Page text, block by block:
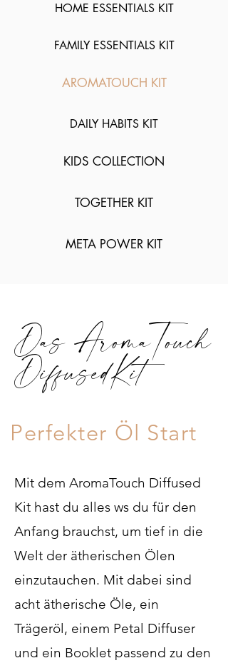
HOME ESSENTIALS KIT
FAMILY ESSENTIALS KIT
AROMATOUCH KIT
DAILY HABITS KIT
KIDS COLLECTION
TOGETHER KIT
META POWER KIT
Das AromaTouch
DiffusedKit
Perfekter Öl Start
Mit dem AromaTouch Diffused
Kit hast du alles ws du für den
Anfang brauchst, um tief in die
Welt der ätherischen Ölen
einzutauchen. Mit dabei sind
acht ätherische Öle, ein
Trägeröl, einem Petal Diffuser
und ein Booklet passend zu den